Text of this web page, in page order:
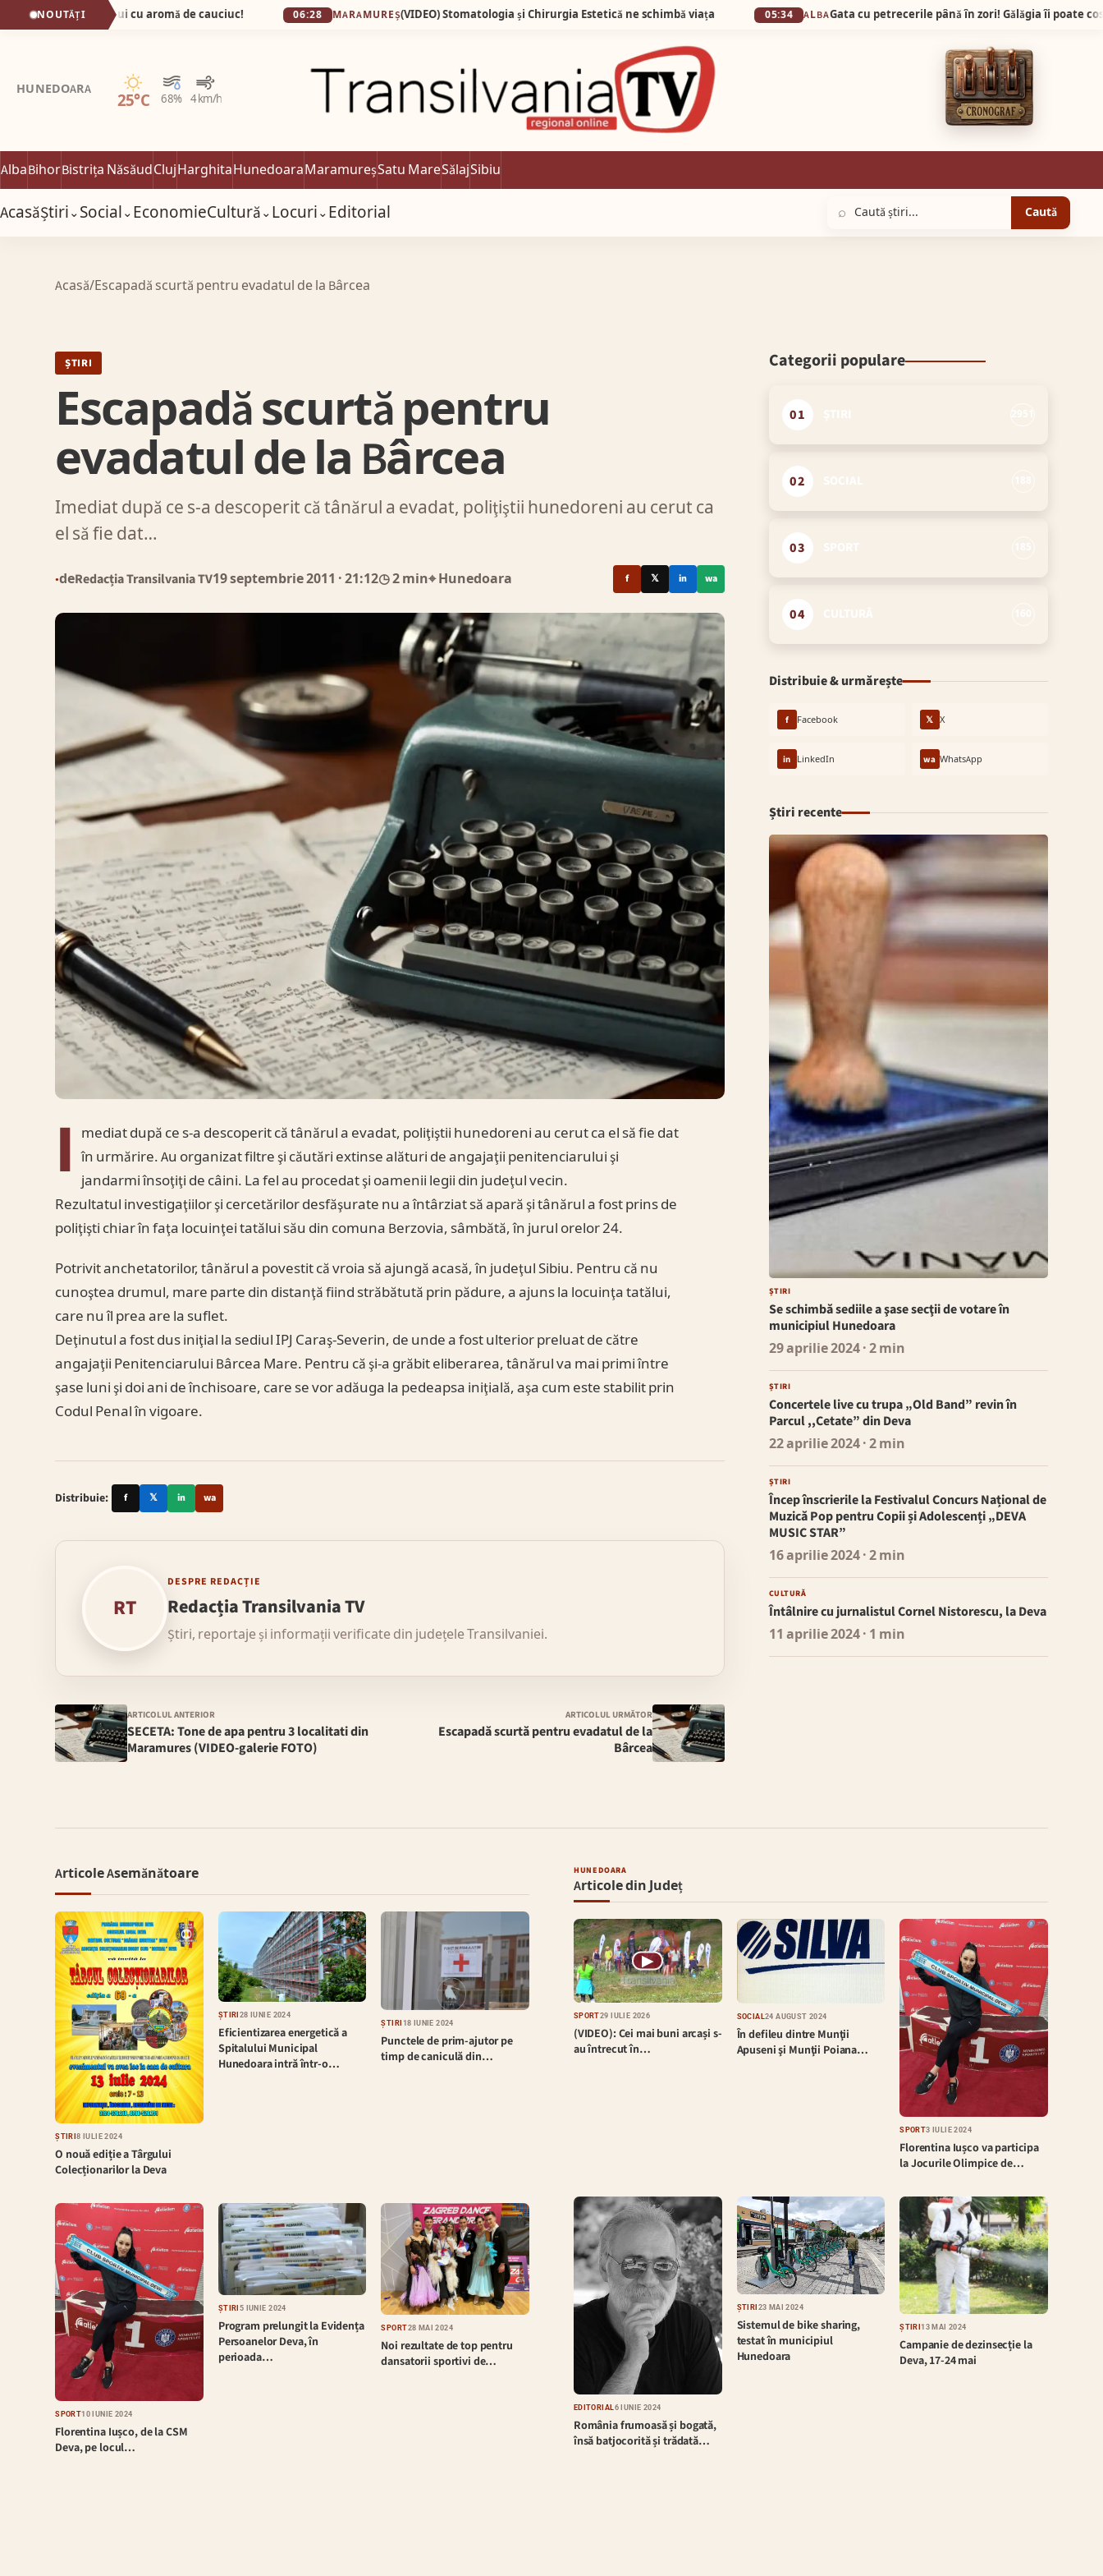
NOUTĂȚI
fumului cu aromă de cauciuc! 06:28 MARAMUREȘ(VIDEO) Stomatologia și Chirurgia Estetică ne schimbă viața 05:34 ALBA
HUNEDOARA
25°C 68% 4 km/h
Senin
AlbaBihorBistrița NăsăudClujHarghitaHunedoaraMaramureșSatu MareSălajSibiu
AcasăȘtiri⌄Social⌄EconomieCultură⌄Locuri⌄Editorial ⌕ Caută
Acasă/Escapadă scurtă pentru evadatul de la Bârcea
ȘTIRI
Escapadă scurtă pentru
evadatul de la Bârcea
Imediat după ce s-a descoperit că tânărul a evadat, poliţiştii hunedoreni au cerut ca
el să fie dat…
●deRedacția Transilvania TV19 septembrie 2011 · 21:12◷ 2 min⌖ Hunedoara f 𝕏 in wa
I mediat după ce s-a descoperit că tânărul a evadat, poliţiştii hunedoreni au cerut ca el să fie dat
în urmărire. Au organizat filtre şi căutări extinse alături de angajaţii penitenciarului şi
jandarmi însoţiţi de câini. La fel au procedat şi oamenii legii din judeţul vecin.
Rezultatul investigaţiilor şi cercetărilor desfăşurate nu a întârziat să apară şi tânărul a fost prins de
poliţişti chiar în faţa locuinţei tatălui său din comuna Berzovia, sâmbătă, în jurul orelor 24.
Potrivit anchetatorilor, tânărul a povestit că vroia să ajungă acasă, în judeţul Sibiu. Pentru că nu
cunoştea drumul, mare parte din distanţă fiind străbătută prin pădure, a ajuns la locuinţa tatălui,
care nu îl prea are la suflet.
Deţinutul a fost dus iniţial la sediul IPJ Caraş-Severin, de unde a fost ulterior preluat de către
angajaţii Penitenciarului Bârcea Mare. Pentru că şi-a grăbit eliberarea, tânărul va mai primi între
şase luni şi doi ani de închisoare, care se vor adăuga la pedeapsa iniţială, aşa cum este stabilit prin
Codul Penal în vigoare.
Distribuie: f 𝕏 in wa
RT
DESPRE REDACȚIE
Redacția Transilvania TV
Știri, reportaje și informații verificate din județele Transilvaniei.
ARTICOLUL ANTERIOR
SECETA: Tone de apa pentru 3 localitati din
Maramures (VIDEO-galerie FOTO)
ARTICOLUL URMĂTOR
Escapadă scurtă pentru evadatul de la
Bârcea
Categorii populare
01
02
03
04
Distribuie & urmărește
f Facebook 𝕏 X
in LinkedIn wa WhatsApp
Știri recente
ȘTIRI
Se schimbă sediile a şase secţii de votare în
municipiul Hunedoara
29 aprilie 2024· 2 min
ȘTIRI
Concertele live cu trupa „Old Band” revin în
Parcul ,,Cetate” din Deva
22 aprilie 2024· 2 min
ȘTIRI
Încep înscrierile la Festivalul Concurs Național de
Muzică Pop pentru Copii și Adolescenți „DEVA
MUSIC STAR”
16 aprilie 2024· 2 min
CULTURĂ
Întâlnire cu jurnalistul Cornel Nistorescu, la Deva
11 aprilie 2024· 1 min
Articole Asemănătoare
ȘTIRI8 IULIE 2024
O nouă ediție a Târgului
Colecționarilor la Deva
ȘTIRI 28 IUNIE 2024
Eficientizarea energetică a
Spitalului Municipal
Hunedoara intră într-o…
ȘTIRI 18 IUNIE 2024
Punctele de prim-ajutor pe
timp de caniculă din…
SPORT10 IUNIE 2024
Florentina Iușco, de la CSM
Deva, pe locul…
ȘTIRI 5 IUNIE 2024
Program prelungit la Evidența
Persoanelor Deva, în
perioada…
SPORT28 MAI 2024
Noi rezultate de top pentru
dansatorii sportivi de…
HUNEDOARA
Articole din Județ
▶
SPORT29 IULIE 2026
(VIDEO): Cei mai buni arcași s-
au întrecut în…
SOCIAL24 AUGUST 2024
În defileu dintre Munţii
Apuseni şi Munţii Poiana…
SPORT3 IULIE 2024
Florentina Iușco va participa
la Jocurile Olimpice de…
EDITORIAL 6 IUNIE 2024
România frumoasă și bogată,
însă batjocorită și trădată…
ȘTIRI 23 MAI 2024
Sistemul de bike sharing,
testat în municipiul
Hunedoara
ȘTIRI13 MAI 2024
Campanie de dezinsecție la
Deva, 17-24 mai